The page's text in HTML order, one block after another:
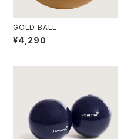
GOLD BALL
¥4,290